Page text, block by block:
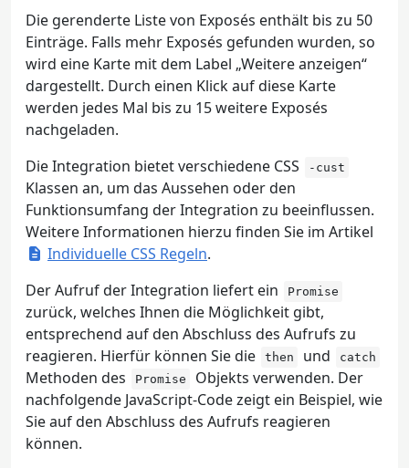
Die gerenderte Liste von Exposés enthält bis zu 50
Einträge. Falls mehr Exposés gefunden wurden, so
wird eine Karte mit dem Label „Weitere anzeigen“
dargestellt. Durch einen Klick auf diese Karte
werden jedes Mal bis zu 15 weitere Exposés
nachgeladen.
Die Integration bietet verschiedene CSS
-cust
Klassen an, um das Aussehen oder den
Funktionsumfang der Integration zu beeinflussen.
Weitere Informationen hierzu finden Sie im Artikel
Individuelle CSS Regeln.
Der Aufruf der Integration liefert ein
Promise
zurück, welches Ihnen die Möglichkeit gibt,
entsprechend auf den Abschluss des Aufrufs zu
reagieren. Hierfür können Sie die
then und catch
Methoden des Promise
Objekts verwenden. Der
nachfolgende JavaScript-Code zeigt ein Beispiel, wie
Sie auf den Abschluss des Aufrufs reagieren
können.